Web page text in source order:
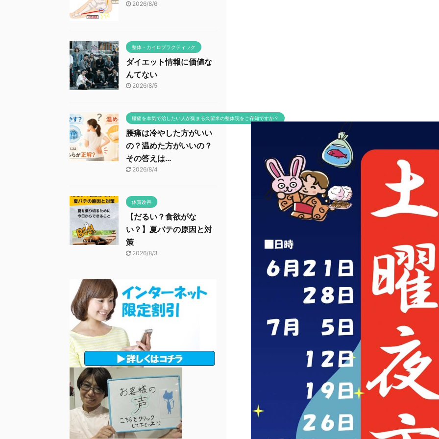
2026/8/6
整体・カイロプラクティック
ダイエット情報に価値な
んてない
2026/8/5
腰痛を本気で治したい人が集まる久留米の整体院をご存知ですか？
腰痛は冷やした方がいい
の？温めた方がいいの？
その答えは…
2026/8/4
体質改善
【だるい？食欲がな
い？】夏バテの原因と対
策
2026/8/3